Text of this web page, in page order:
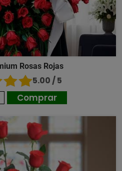
Rosas Rojas
5.00 / 5
Comprar